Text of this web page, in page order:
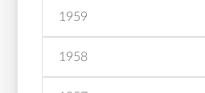
1959
1958